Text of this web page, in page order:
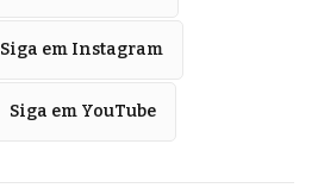
Siga em Instagram
Siga em YouTube